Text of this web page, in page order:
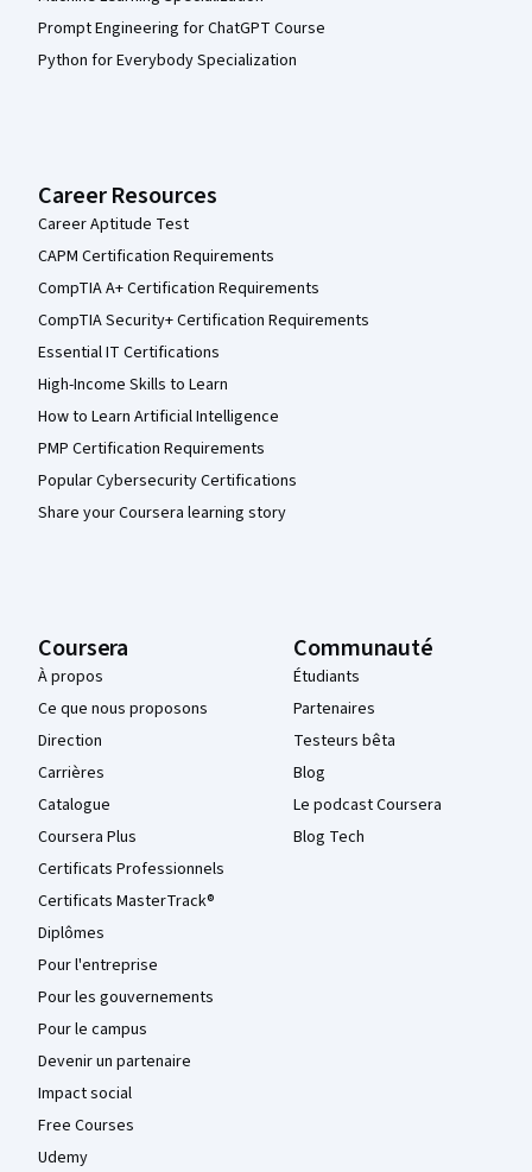
Prompt Engineering for ChatGPT Course
Python for Everybody Specialization
Career Resources
Career Aptitude Test
CAPM Certification Requirements
CompTIA A+ Certification Requirements
CompTIA Security+ Certification Requirements
Essential IT Certifications
High-Income Skills to Learn
How to Learn Artificial Intelligence
PMP Certification Requirements
Popular Cybersecurity Certifications
Share your Coursera learning story
Coursera
À propos
Ce que nous proposons
Direction
Carrières
Catalogue
Coursera Plus
Certificats Professionnels
Certificats MasterTrack®
Diplômes
Pour l'entreprise
Pour les gouvernements
Pour le campus
Devenir un partenaire
Impact social
Free Courses
Udemy
Communauté
Étudiants
Partenaires
Testeurs bêta
Blog
Le podcast Coursera
Blog Tech